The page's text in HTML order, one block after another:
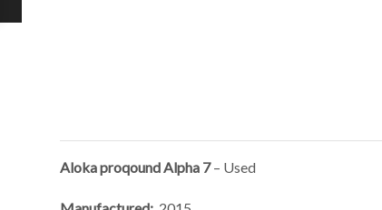
Aloka proqound Alpha 7– Used